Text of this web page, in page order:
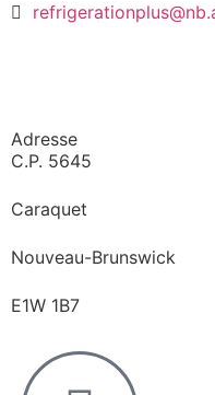
Adresse
C.P. 5645
Caraquet
Nouveau-Brunswick
E1W 1B7